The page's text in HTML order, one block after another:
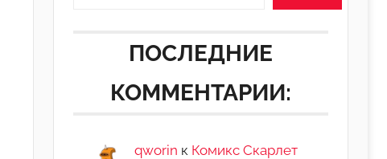
ПОСЛЕДНИЕ
КОММЕНТАРИИ:
qworin к Комикс Скарлет